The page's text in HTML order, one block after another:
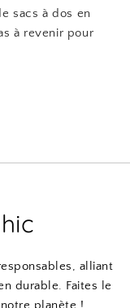
sacs à dos en
à revenir pour
alliant
durable. Faites le
planète !